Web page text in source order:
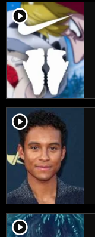
player2
player2
player2